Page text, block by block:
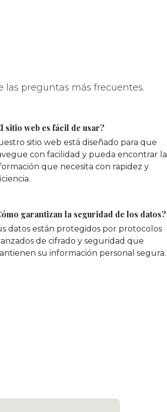
las preguntas más frecuentes.
sitio web es fácil de usar?
sitio web está diseñado para que
con facilidad y pueda encontrar la
que necesita con rapidez y
garantizan la seguridad de los datos?
datos están protegidos por protocolos
de cifrado y seguridad que
su información personal segura.